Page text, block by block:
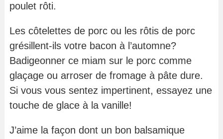
poulet rôti.
Les côtelettes de porc ou les rôtis de porc
grésillent-ils votre bacon à l’automne?
Badigeonner ce miam sur le porc comme
glaçage ou arroser de fromage à pâte dure.
Si vous vous sentez impertinent, essayez une
touche de glace à la vanille!
J’aime la façon dont un bon balsamique